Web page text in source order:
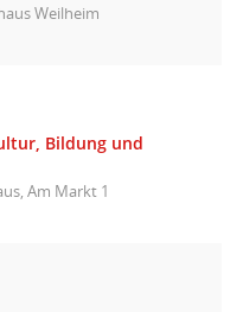
Weilheim
Bildung und
Am Markt 1